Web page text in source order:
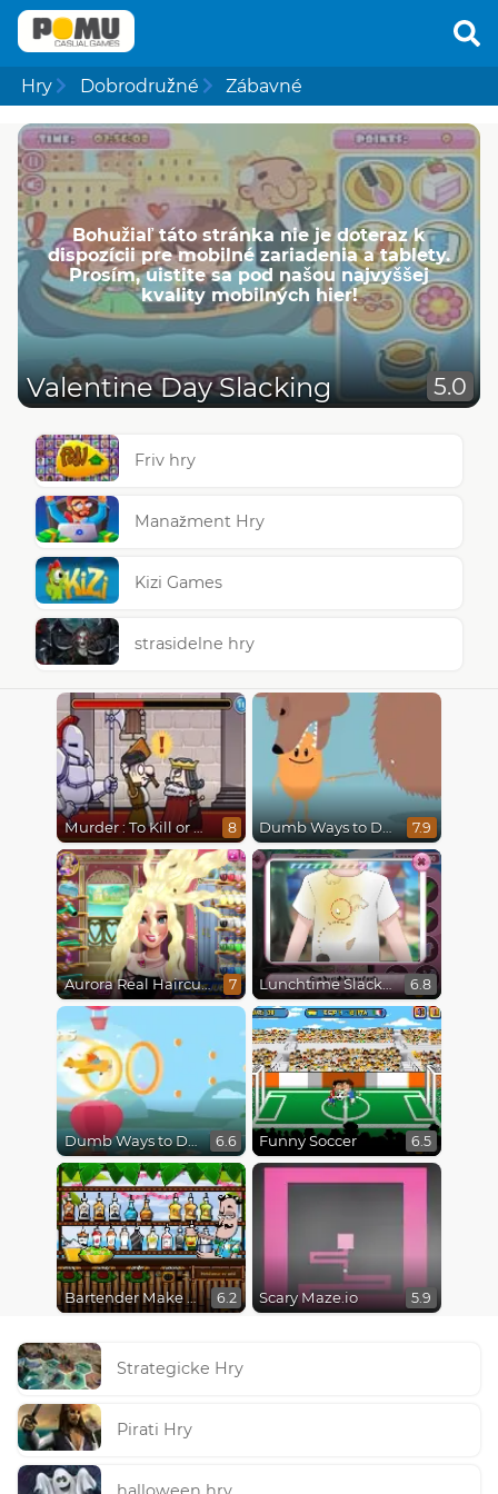
Hry Dobrodružné Zábavné
Bohužiaľ táto stránka nie je doteraz k
dispozícii pre mobilné zariadenia a tablety.
Prosím, uistite sa pod našou najvyššej
kvality mobilných hier!
Valentine Day Slacking 5.0
Friv hry
Manažment Hry
Kizi Games
strasidelne hry
Murder : To Kill or Not to Kill 8 Dumb Ways to Die 7.9
Aurora Real Haircuts 7 Lunchtime Slacking 6.8
Dumb Ways to Die 3: World Tour 6.6 Funny Soccer 6.5
Bartender Make Right Mix 6.2 Scary Maze.io 5.9
Strategicke Hry
Pirati Hry